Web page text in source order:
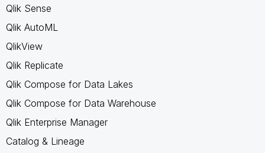
Qlik Sense
Qlik AutoML
QlikView
Qlik Replicate
Qlik Compose for Data Lakes
Qlik Compose for Data Warehouse
Qlik Enterprise Manager
Catalog & Lineage